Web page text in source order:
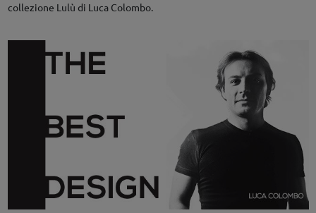
collezione Lulù di Luca Colombo.